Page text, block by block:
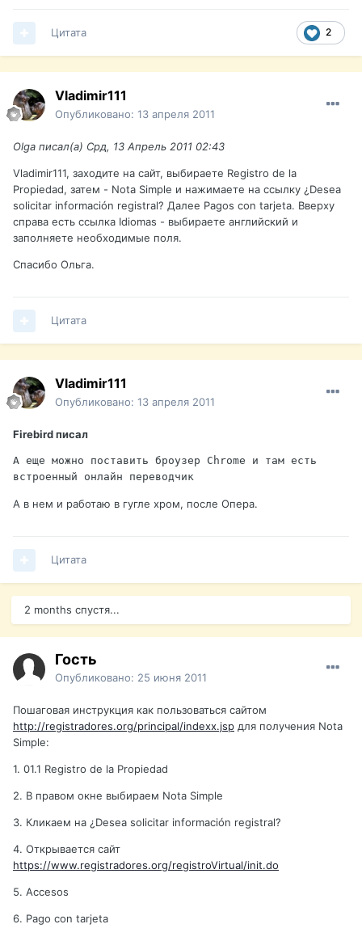
2
Цитата
Vladimir111
Опубликовано: 13 апреля 2011
Olga писал(а) Срд, 13 Апрель 2011 02:43
Vladimir111, заходите на сайт, выбираете Registro de la
Propiedad, затем - Nota Simple и нажимаете на ссылку ¿Desea
solicitar información registral? Далее Pagos con tarjeta. Вверху
справа есть ссылка Idiomas - выбираете английский и
заполняете необходимые поля.
Спасибо Ольга.
Цитата
Vladimir111
Опубликовано: 13 апреля 2011
Firebird писал
А еще можно поставить броузер Chrome и там есть
встроенный онлайн переводчик
А в нем и работаю в гугле хром, после Опера.
Цитата
2 months спустя...
Гость
Опубликовано: 25 июня 2011
Пошаговая инструкция как пользоваться сайтом
http://registradores.org/principal/indexx.jsp для получения Nota
Simple:
1. 01.1 Registro de la Propiedad
2. В правом окне выбираем Nota Simple
3. Кликаем на ¿Desea solicitar información registral?
4. Открывается сайт
https://www.registradores.org/registroVirtual/init.do
5. Accesos
6. Pago con tarjeta